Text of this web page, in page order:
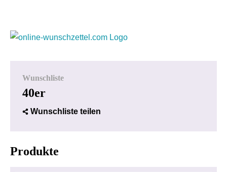
Wunschliste
40er
Wunschliste teilen
Produkte